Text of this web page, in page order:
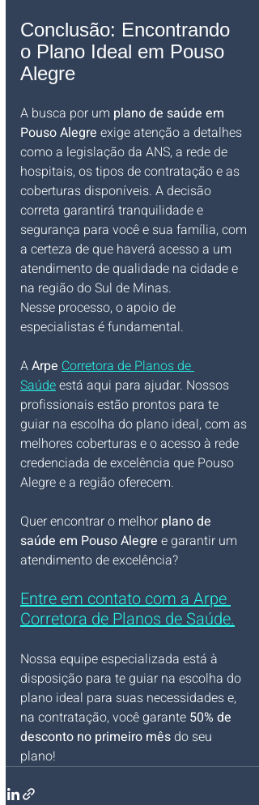
Conclusão: Encontrando
o Plano Ideal em Pouso
Alegre
A busca por um plano de saúde em
Pouso Alegre exige atenção a detalhes
como a legislação da ANS, a rede de
hospitais, os tipos de contratação e as
coberturas disponíveis. A decisão
correta garantirá tranquilidade e
segurança para você e sua família, com
a certeza de que haverá acesso a um
atendimento de qualidade na cidade e
na região do Sul de Minas.
Nesse processo, o apoio de
especialistas é fundamental.
A Arpe Corretora de Planos de
Saúde está aqui para ajudar. Nossos
profissionais estão prontos para te
guiar na escolha do plano ideal, com as
melhores coberturas e o acesso à rede
credenciada de excelência que Pouso
Alegre e a região oferecem.
Quer encontrar o melhor plano de
saúde em Pouso Alegre e garantir um
atendimento de excelência?
Entre em contato com a Arpe
Corretora de Planos de Saúde.
Nossa equipe especializada está à
disposição para te guiar na escolha do
plano ideal para suas necessidades e,
na contratação, você garante 50% de
desconto no primeiro mês do seu
plano!